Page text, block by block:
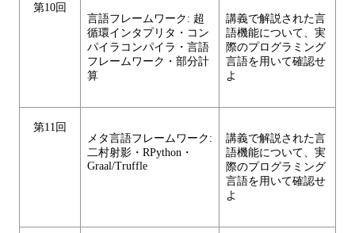
第10回
言語フレームワーク: 超
循環インタプリタ・コン
パイラコンパイラ・言語
フレームワーク・部分計
算
講義で解説された言
語機能について、実
際のプログラミング
言語を用いて確認せ
よ
第11回
メタ言語フレームワーク:
二村射影・RPython・
Graal/Truffle
講義で解説された言
語機能について、実
際のプログラミング
言語を用いて確認せ
よ